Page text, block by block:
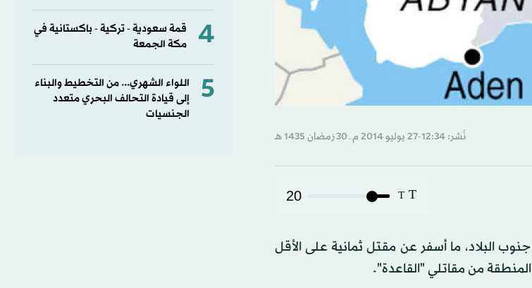
نُشر: 12:34-27 يوليو 2014 م ـ 30 رَمضان 1435 هـ
T
T
20
البلاد، ما أسفر عن مقتل ثمانية على الأقل
من مقاتلي "القاعدة".
4
قمة سعودية - تركية - باكستانية في
مكة الجمعة
5
اللواء الشهري... من التخطيط والبناء
إلى قيادة التحالف البحري متعدد
الجنسيات